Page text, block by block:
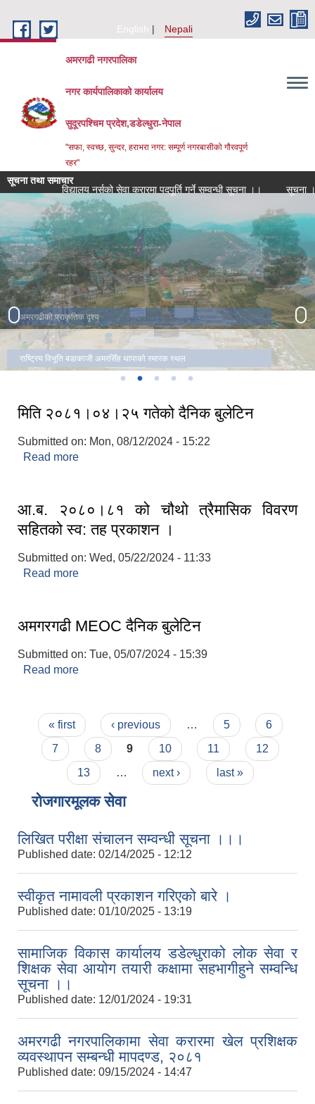
English
Nepali
अमरगढी नगरपालिका
नगर कार्यपालिकाको कार्यालय
सुदूरपश्चिम प्रदेश,डडेल्धुरा-नेपाल
"सफा, स्वच्छ, सुन्दर, हराभरा नगर: सम्पूर्ण नगरबासीको गौरवपूर्ण
रहर"
सूचना तथा समाचार
विद्यालय नर्सको सेवा करारमा पदपूर्ति गर्ने सम्वन्धी सूचना ।।
सूचना ।
अमरगढीको प्राकृतिक दृश्य
राष्ट्रिय विभूति बडाकाजी अमरसिँह थापाको स्मारक स्थल
उग्रतारा मन्दिर
घटाल थान प्राकृतिक दृश्य
अमरगढी नगरपालिकाको प्रशासनिक भवन
मिति २०८१।०४।२५ गतेको दैनिक बुलेटिन
Submitted on: Mon, 08/12/2024 - 15:22
Read more
आ.ब. २०८०।८१ को चौथो त्रैमासिक विवरण
सहितको स्व: तह प्रकाशन ।
Submitted on: Wed, 05/22/2024 - 11:33
Read more
अमगरगढी MEOC दैनिक बुलेटिन
Submitted on: Tue, 05/07/2024 - 15:39
Read more
Pages
« first ‹ previous … 5
6
7
8 9 10 11
12
13
… next › last »
रोजगारमूलक सेवा
लिखित परीक्षा संचालन सम्वन्धी सूचना ।।।
Published date: 02/14/2025 - 12:12
स्वीकृत नामावली प्रकाशन गरिएको बारे ।
Published date: 01/10/2025 - 13:19
सामाजिक विकास कार्यालय डडेल्धुराको लोक सेवा र
शिक्षक सेवा आयोग तयारी कक्षामा सहभागीहुने सम्वन्धि
सूचना ।।
Published date: 12/01/2024 - 19:31
अमरगढी नगरपालिकामा सेवा करारमा खेल प्रशिक्षक
व्यवस्थापन सम्बन्धी मापदण्ड, २०८१
Published date: 09/15/2024 - 14:47